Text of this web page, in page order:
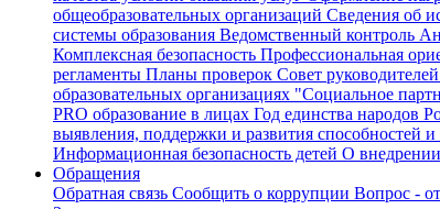
общеобразовательных организаций Сведения об
системы образования Ведомственный контроль
Комплексная безопасность Профессиональная
регламенты Планы проверок Совет
образовательных организациях "Социальное
PRO образование в лицах Год единства народов
выявления, поддержки и развития способностей
Информационная безопасность детей О внедрении
Обращения
Обратная связь Сообщить о коррупции Вопрос -